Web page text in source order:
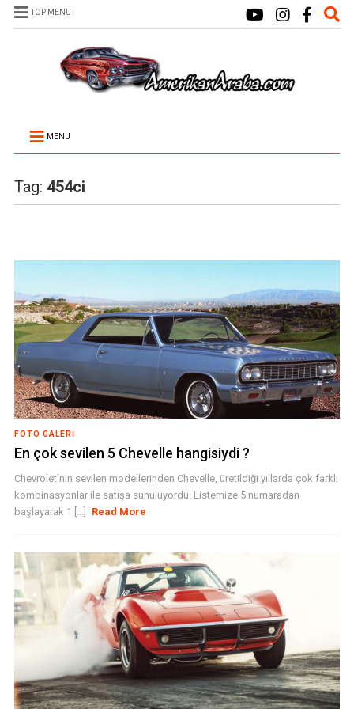
TOP MENU
MENU
Tag: 454ci
FOTO GALERI
En çok sevilen 5 Chevelle hangisiydi ?
Chevrolet'nin sevilen modellerinden Chevelle, üretildiği yıllarda çok farklı
kombinasyonlar ile satışa sunuluyordu. Listemize 5 numaradan
başlayarak 1 [...]
Read More